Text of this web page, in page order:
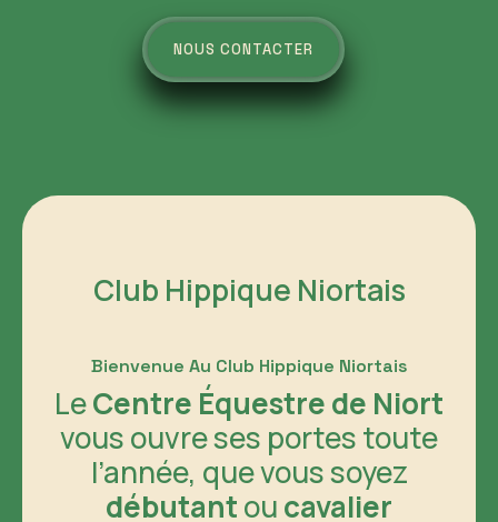
NOUS CONTACTER
Club Hippique Niortais​
Bienvenue Au Club Hippique Niortais
LeCentre Équestre de Niort
vous ouvre ses portes toute
l’année, que vous soyez
débutantoucavalier